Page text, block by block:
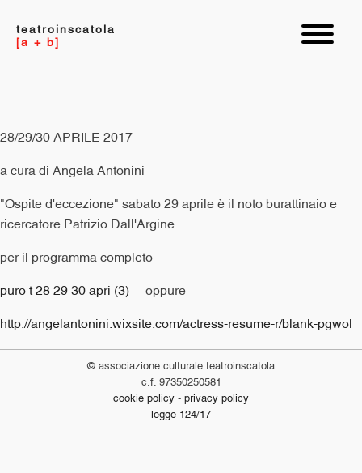
teatroinscatola
[a + b]
28/29/30 APRILE 2017
a cura di Angela Antonini
"Ospite d'eccezione" sabato 29 aprile è il noto burattinaio e
ricercatore Patrizio Dall'Argine
per il programma completo
puro t 28 29 30 apri (3) oppure
http://angelantonini.wixsite.com/actress-resume-r/blank-pgwol
© associazione culturale teatroinscatola
c.f. 97350250581
cookie policy privacy policy
legge 124/17